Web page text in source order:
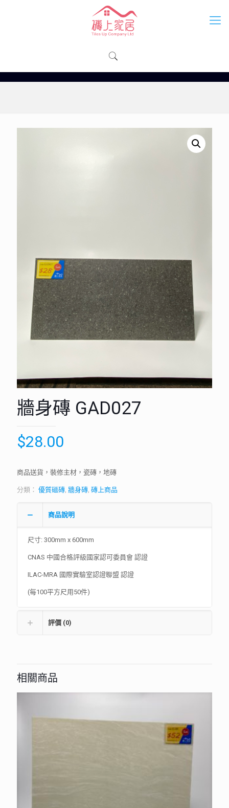
牆身磚 GAD027
$28.00
商品送貨，裝修主材，瓷磚，地磚
分類： 優質磁磚, 牆身磚, 磚上商品
商品說明
尺寸: 300mm x 600mm
CNAS 中國合格評級國家認可委員會 認證
ILAC-MRA 國際實驗室認證聯盟 認證
(每100平方尺用50件)
評價 (0)
相關商品